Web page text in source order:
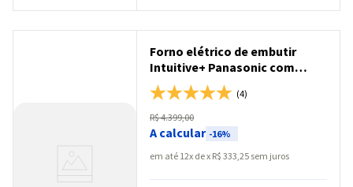
Forno elétrico de embutir
Intuitive+ Panasonic com
Termômetro, Grill e
Convecção 72L Black Glass -
HL-CX672BRPK
(4)
R$4.399,00
A calcular -16%
em até 12 x R$ 333,25 sem juros